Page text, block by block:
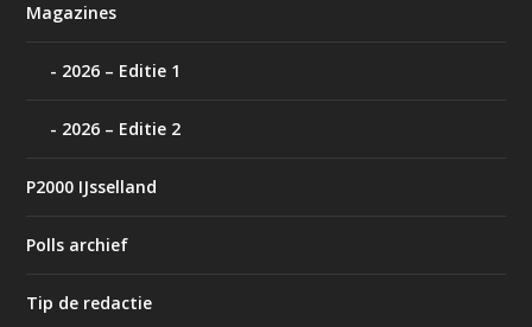
Magazines
2026 – Editie 1
2026 – Editie 2
P2000 IJsselland
Polls archief
Tip de redactie